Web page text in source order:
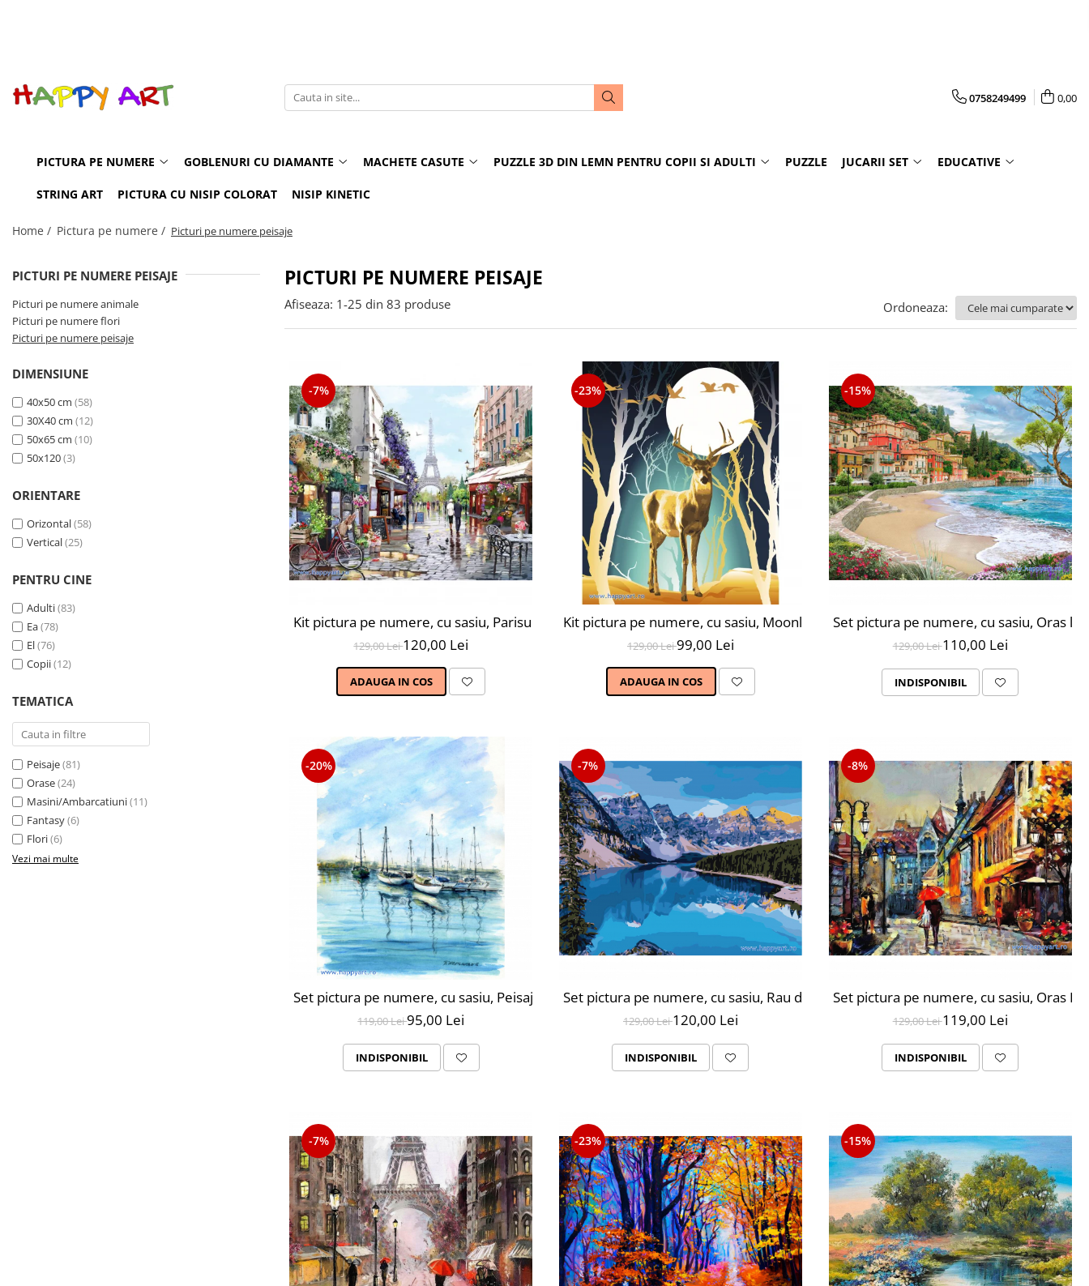
Picturi pe numere animale
Picturi pe numere flori
Goblenuri cu diamante icoane
BOOK NOOK
CASUTE DIY
Puzzle 3D mecanic
INSTRUMENTE MUZICALE
JUCARII BAIE
MASINI
PAPUSI
MICROSCOP
TELESCOP
0758249499 0,00
PICTURA PE NUMERE GOBLENURI CU DIAMANTE MACHETE CASUTE PUZZLE 3D DIN LEMN PENTRU COPII SI ADULTI PUZZLE JUCARII SET EDUCATIVE
STRING ART PICTURA CU NISIP COLORAT NISIP KINETIC
Home / Pictura pe numere / Picturi pe numere peisaje
PICTURI PE NUMERE PEISAJE
PICTURI PE NUMERE PEISAJE
Picturi pe numere animale
Picturi pe numere flori
Picturi pe numere peisaje
DIMENSIUNE
40x50 cm (58)
30X40 cm (12)
50x65 cm (10)
50x120(3)
ORIENTARE
Orizontal(58)
Vertical(25)
PENTRU CINE
Adulti(83)
Ea(78)
El(76)
Copii(12)
TEMATICA
Peisaje(81)
Orase(24)
Masini/Ambarcatiuni(11)
Fantasy(6)
Flori(6)
Vezi mai multe
Afiseaza: 1-25 din 83 produse Ordoneaza:
-7%
Kit pictura pe numere, cu sasiu, Parisul primavara, 40X50 cm, 30 culori, nivel avansat, MG2206
129,00 Lei120,00 Lei
ADAUGA IN COS
-23%
Kit pictura pe numere, cu sasiu, Moonlight forest, 40X50 cm, 30 culori, nivel
129,00 Lei99,00 Lei
ADAUGA IN COS
-15%
Set pictura pe numere, cu sasiu, Oras
129,00 Lei110,00 Lei
INDISPONIBIL
-20%
Set pictura pe numere, cu sasiu, Peisaj Marin, 30x40 cm, 22 culori
119,00 Lei95,00 Lei
INDISPONIBIL
-7%
Set pictura pe numere, cu sasiu, Rau de Munte, 40x50 cm, 24 culori
129,00 Lei120,00 Lei
INDISPONIBIL
-8%
Set pictura pe numere, cu sasiu, Oras
129,00 Lei119,00 Lei
INDISPONIBIL
-7% -23% -15%